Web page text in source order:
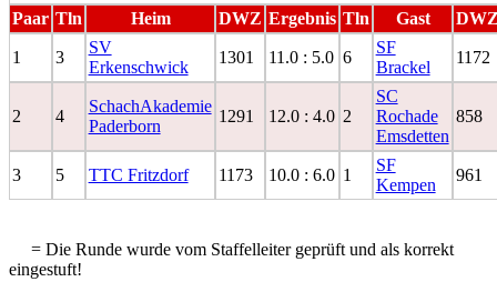
Paar Tln Heim DWZ Ergebnis Tln Gast
1 3
SV
Erkenschwick
1301 11.0 : 5.0 6
SF
Brackel
1172
2 4
SchachAkademie
Paderborn
1291 12.0 : 4.0 2
SC
Rochade
Emsdetten
858
3 5 TTC Fritzdorf 1173 10.0 : 6.0 1
SF
Kempen
961
= Die Runde wurde vom Staffelleiter geprüft und als korrekt
eingestuft!